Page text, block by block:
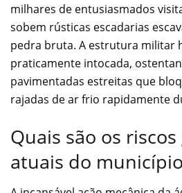
milhares de entusiasmados
sobem rústicas escadarias
pedra bruta. A estrutura militar
praticamente intocada,
pavimentadas estreitas que
rajadas de ar frio rapidamente
Quais são os
atuais do